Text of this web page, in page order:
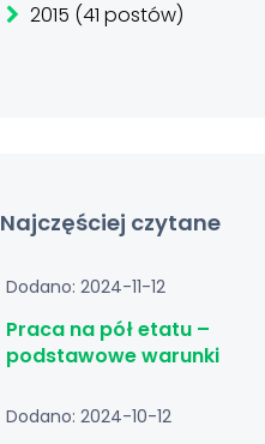
2015 (41 postów)
Najczęściej czytane
Dodano: 2024-11-12
Praca na pół etatu –
podstawowe warunki
Dodano: 2024-10-12